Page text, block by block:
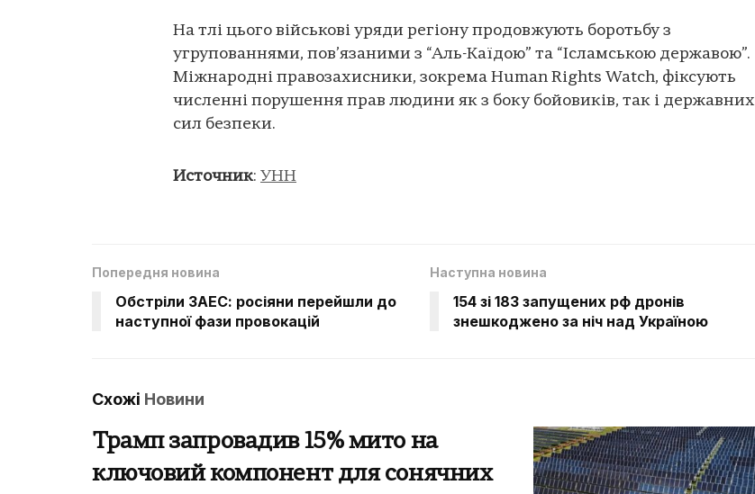
На тлі цього військові уряди регіону продовжують боротьбу з
угрупованнями, пов’язаними з “Аль-Каїдою” та “Ісламською державою”.
Міжнародні правозахисники, зокрема Human Rights Watch, фіксують
численні порушення прав людини як з боку бойовиків, так і державних
сил безпеки.
Источник: УНН
Попередня новина
Обстріли ЗАЕС: росіяни перейшли до
наступної фази провокацій
Наступна новина
154 зі 183 запущених рф дронів
знешкоджено за ніч над Україною
Схожі Новини
Трамп запровадив 15% мито на
ключовий компонент для сонячних